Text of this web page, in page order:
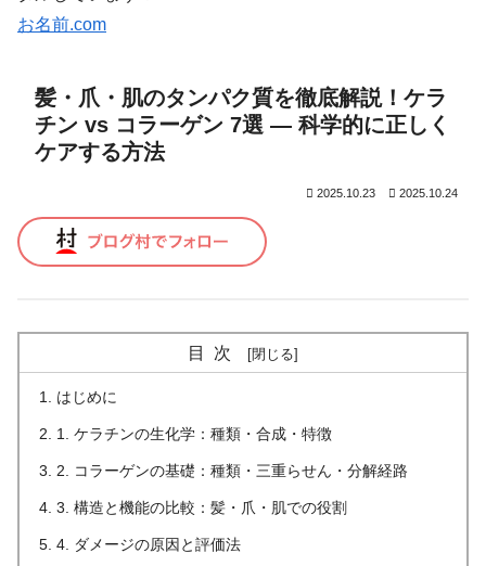
お名前.com
髪・爪・肌のタンパク質を徹底解説！ケラ
チン vs コラーゲン 7選 — 科学的に正しく
ケアする方法
2025.10.23 2025.10.24
目次
はじめに
1. ケラチンの生化学：種類・合成・特徴
2. コラーゲンの基礎：種類・三重らせん・分解経路
3. 構造と機能の比較：髪・爪・肌での役割
4. ダメージの原因と評価法